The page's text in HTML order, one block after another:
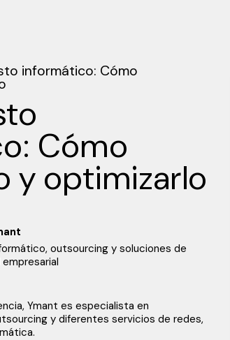
informático: Cómo
Cómo
y optimizarlo
outsourcing y soluciones de
Ymant es especialista en
y diferentes servicios de redes,